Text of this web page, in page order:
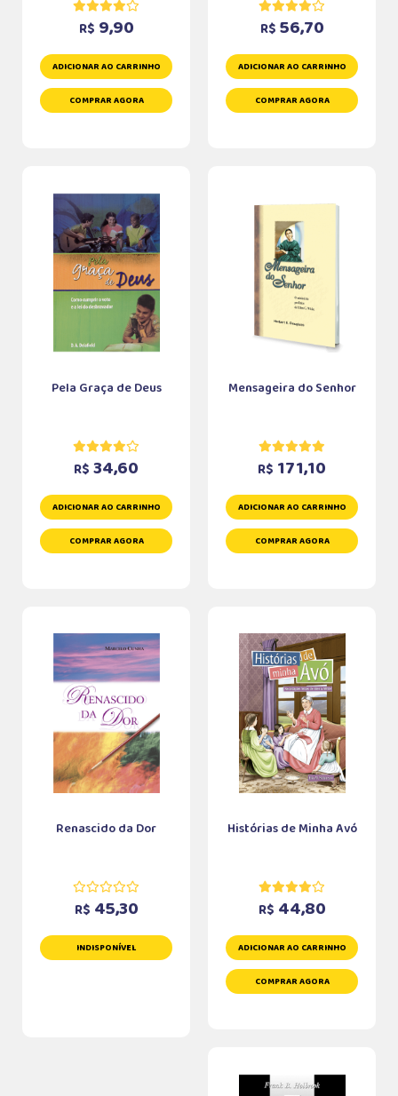
R$ 9,90
ADICIONAR AO CARRINHO
COMPRAR AGORA
R$ 56,70
ADICIONAR AO CARRINHO
COMPRAR AGORA
Pela Graça de Deus
R$ 34,60
ADICIONAR AO CARRINHO
COMPRAR AGORA
Mensageira do Senhor
R$ 171,10
ADICIONAR AO CARRINHO
COMPRAR AGORA
Renascido da Dor
R$ 45,30
INDISPONÍVEL
Histórias de Minha Avó
R$ 44,80
ADICIONAR AO CARRINHO
COMPRAR AGORA